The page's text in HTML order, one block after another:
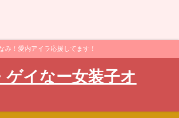
！愛内アイラ応援してます！
イなー女装子オ